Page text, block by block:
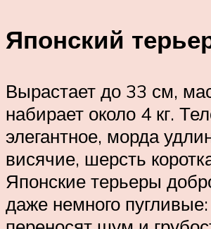
Японский
Вырастает до 33 см,
набирает около 4 кг.
элегантное, морда
висячие, шерсть
Японские терьеры
даже немного